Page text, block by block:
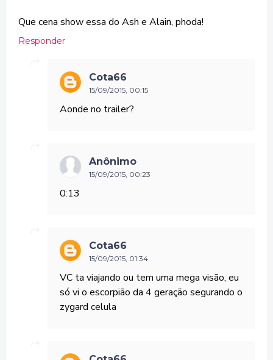
Que cena show essa do Ash e Alain, phoda!
Responder
Cota66
15/09/2015, 00:15
Aonde no trailer?
Anônimo
15/09/2015, 00:23
0:13
Cota66
15/09/2015, 01:34
VC ta viajando ou tem uma mega visão, eu
só vi o escorpião da 4 geração segurando o
zygard celula